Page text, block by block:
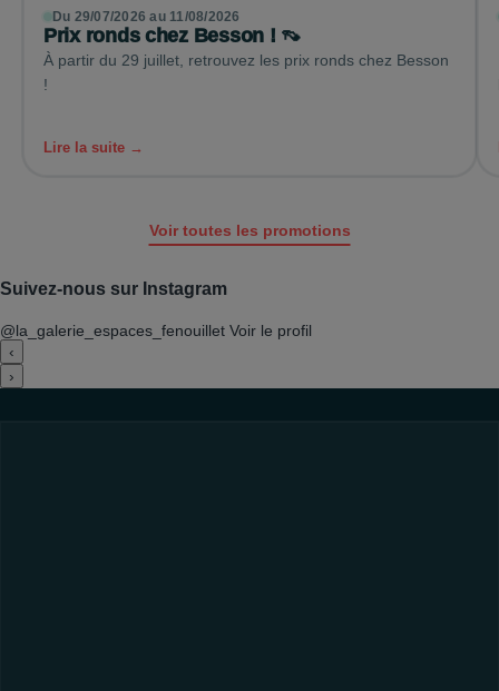
Du 29/07/2026 au 11/08/2026
Prix ronds chez Besson ! 👡
À partir du 29 juillet, retrouvez les prix ronds chez Besson
!
Lire la suite →
Voir toutes les promotions
Suivez-nous sur Instagram
@la_galerie_espaces_fenouillet Voir le profil
‹
›